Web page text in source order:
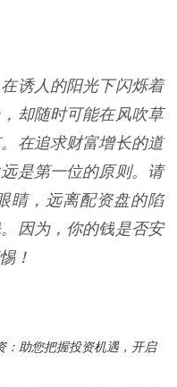
诱人的阳光下闪烁着
却随时可能在风吹草
在追求财富增长的道
是第一位的原则。请
睛，远离配资盘的陷
因为，你的钱是否安
！
助您把握投资机遇，开启